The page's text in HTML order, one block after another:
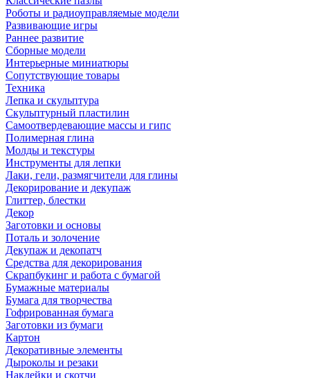
Роботы и радиоуправляемые модели
Развивающие игры
Раннее развитие
Сборные модели
Интерьерные миниатюры
Сопутствующие товары
Техника
Лепка и скульптура
Скульптурный пластилин
Самоотвердевающие массы и гипс
Полимерная глина
Молды и текстуры
Инструменты для лепки
Лаки, гели, размягчители для глины
Декорирование и декупаж
Глиттер, блестки
Декор
Заготовки и основы
Поталь и золочение
Декупаж и декопатч
Средства для декорирования
Скрапбукинг и работа с бумагой
Бумажные материалы
Бумага для творчества
Гофрированная бумага
Заготовки из бумаги
Картон
Декоративные элементы
Дыроколы и резаки
Наклейки и скотчи